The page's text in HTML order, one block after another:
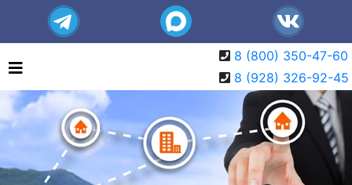
8 (800) 350-47-60
8 (928) 326-92-45